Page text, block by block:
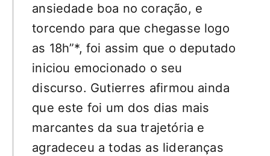
ansiedade boa no coração, e
torcendo para que chegasse logo
as 18h”*, foi assim que o deputado
iniciou emocionado o seu
discurso. Gutierres afirmou ainda
que este foi um dos dias mais
marcantes da sua trajetória e
agradeceu a todas as lideranças